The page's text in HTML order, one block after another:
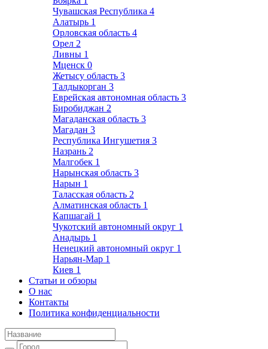
Чувашская Республика 4
Алатырь 1
Орловская область 4
Орел 2
Ливны 1
Мценск 0
Жетысу область 3
Талдыкорган 3
Еврейская автономная область 3
Биробиджан 2
Магаданская область 3
Магадан 3
Республика Ингушетия 3
Назрань 2
Малгобек 1
Нарынская область 3
Нарын 1
Таласская область 2
Алматинская область 1
Капшагай 1
Чукотский автономный округ 1
Анадырь 1
Ненецкий автономный округ 1
Нарьян-Мар 1
Киев 1
Статьи и обзоры
О нас
Контакты
Политика конфиденциальности